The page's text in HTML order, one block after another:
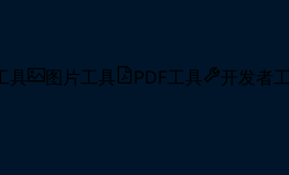
具 图片工具 PDF工具 开发者
器？
学习将输入数据编码到连续的潜空
数据样本。